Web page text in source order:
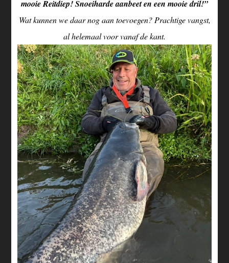
mooie Reitdiep! Snoeiharde aanbeet en een mooie dril!”
Wat kunnen we daar nog aan toevoegen? Prachtige vangst,
al helemaal voor vanaf de kant.